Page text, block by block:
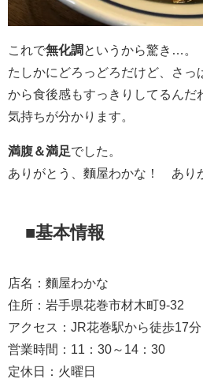
これで無化調 というから驚き…。
たしかにどろっどろだけど、さっ
から食後感もすっきりしてるん
気持ちが分かります。
満腹＆満足でした。
ありがとう、麵屋わかな！ あり
■基本情報
店名：麵屋わかな
住所：岩手県花巻市材木町9-32
アクセス：JR花巻駅から徒歩17分
営業時間：11：30～14：30
定休日：火曜日